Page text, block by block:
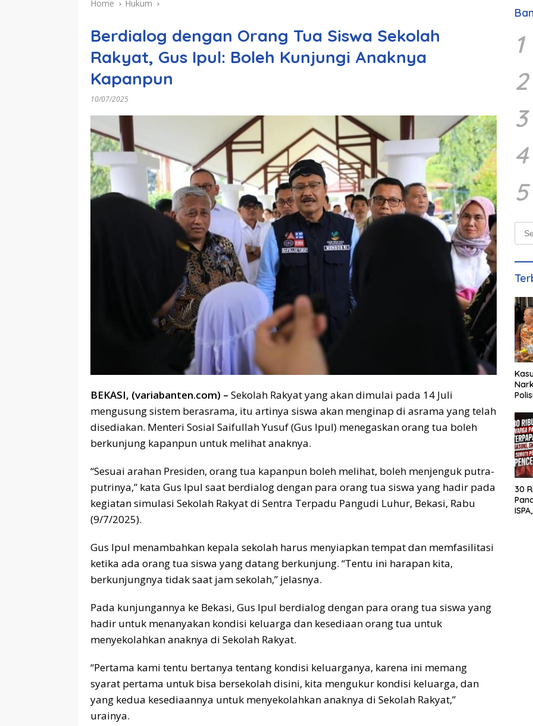
Home Hukum
Berdialog dengan Orang Tua Siswa Sekolah
Rakyat, Gus Ipul: Boleh Kunjungi Anaknya
Kapanpun
10/07/2025
BEKASI, (variabanten.com) – Sekolah Rakyat yang akan dimulai pada 14 Juli
mengusung sistem berasrama, itu artinya siswa akan menginap di asrama yang telah
disediakan. Menteri Sosial Saifullah Yusuf (Gus Ipul) menegaskan orang tua boleh
berkunjung kapanpun untuk melihat anaknya.
“Sesuai arahan Presiden, orang tua kapanpun boleh melihat, boleh menjenguk putra-
putrinya,” kata Gus Ipul saat berdialog dengan para orang tua siswa yang hadir pada
kegiatan simulasi Sekolah Rakyat di Sentra Terpadu Pangudi Luhur, Bekasi, Rabu
(9/7/2025).
Gus Ipul menambahkan kepala sekolah harus menyiapkan tempat dan memfasilitasi
ketika ada orang tua siswa yang datang berkunjung. “Tentu ini harapan kita,
berkunjungnya tidak saat jam sekolah,” jelasnya.
Pada kunjungannya ke Bekasi, Gus Ipul berdialog dengan para orang tua siswa yang
hadir untuk menanyakan kondisi keluarga dan kesediaan orang tua untuk
menyekolahkan anaknya di Sekolah Rakyat.
“Pertama kami tentu bertanya tentang kondisi keluarganya, karena ini memang
syarat pertama untuk bisa bersekolah disini, kita mengukur kondisi keluarga, dan
yang kedua kesediaannya untuk menyekolahkan anaknya di Sekolah Rakyat,”
urainya.
1
2
3
4
5
for:
30